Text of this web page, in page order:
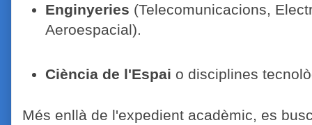
Enginyeries (Telecomunicacions,
Aeroespacial).
Ciència de l'Espai o disciplines
Més enllà de l'expedient acadèmic, es